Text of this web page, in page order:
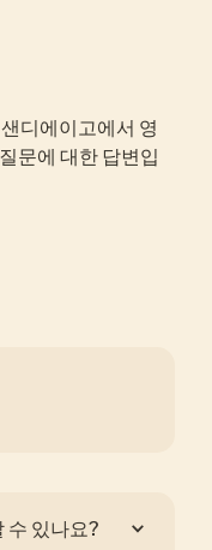
디에이고에서 영
문에 대한 답변입
수 있나요?